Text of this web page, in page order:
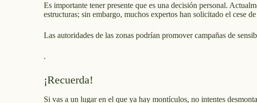
Es importante tener presente que es una decisión personal.
estructuras; sin embargo, muchos expertos han solicitado el cese
Las autoridades de las zonas podrían promover campañas de
.
¡Recuerda!
Si vas a un lugar en el que ya hay montículos, no intentes